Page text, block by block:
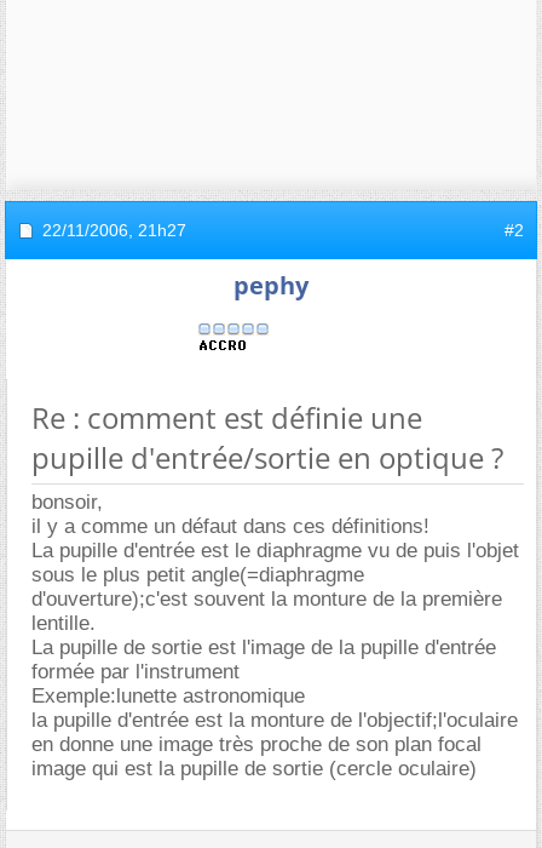
22/11/2006, 21h27 #2
pephy
Re : comment est définie une
pupille d'entrée/sortie en optique ?
bonsoir,
il y a comme un défaut dans ces définitions!
La pupille d'entrée est le diaphragme vu de puis l'objet
sous le plus petit angle(=diaphragme
d'ouverture);c'est souvent la monture de la première
lentille.
La pupille de sortie est l'image de la pupille d'entrée
formée par l'instrument
Exemple:lunette astronomique
la pupille d'entrée est la monture de l'objectif;l'oculaire
en donne une image très proche de son plan focal
image qui est la pupille de sortie (cercle oculaire)